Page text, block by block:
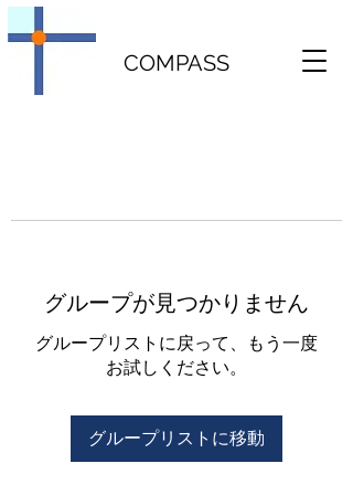
COMPASS
グループが見つかりません
グループリストに戻って、もう一度
お試しください。
グループリストに移動